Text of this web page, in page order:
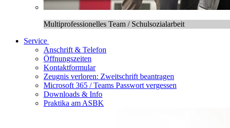
Multiprofessionelles Team / Schulsozialarbeit
Service
Anschrift & Telefon
Öffnungszeiten
Kontaktformular
Zeugnis verloren: Zweitschrift beantragen
Microsoft 365 / Teams Passwort vergessen
Downloads & Info
Praktika am ASBK